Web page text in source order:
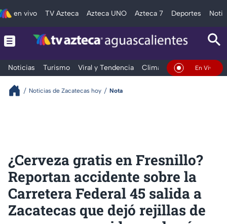
en vivo TV Azteca Azteca UNO Azteca 7 Deportes
Noticias Turismo Viral y Tendencia Clima DeportesEn Vivo
Noticias de Zacatecas hoy Nota
¿Cerveza gratis en Fresnillo?
Reportan accidente sobre la
Carretera Federal 45 salida a
Zacatecas que dejó rejillas de